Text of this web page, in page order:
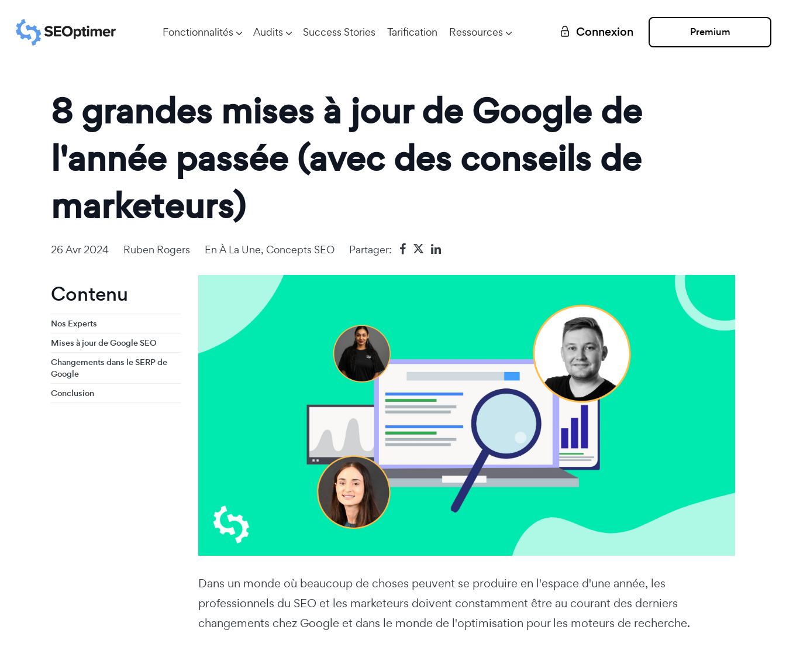
Fonctionnalités Audits Success Stories Tarification Ressources Connexion Premium
8 grandes mises à jour de Google de
l'année passée (avec des conseils de
marketeurs)
26 Avr 2024 Ruben Rogers En À La Une, Concepts SEO Partager:
Contenu
Nos Experts
Mises à jour de Google SEO
Changements dans le SERP de
Google
Conclusion
Dans un monde où beaucoup de choses peuvent se produire en l'espace d'une année, les
professionnels du SEO et les marketeurs doivent constamment être au courant des derniers
changements chez Google et dans le monde de l'optimisation pour les moteurs de recherche.